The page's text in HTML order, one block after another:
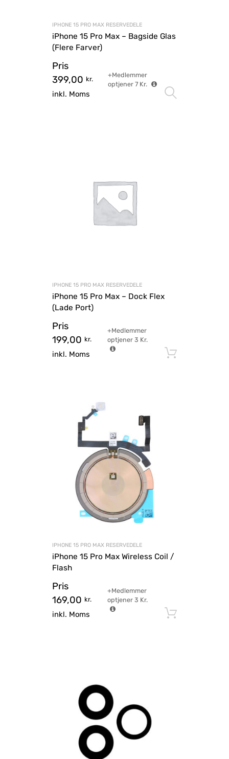
IPHONE 15 PRO MAX RESERVEDELE
iPhone 15 Pro Max – Bagside Glas
(Flere Farver)
Pris
399,00 kr.
inkl. Moms
+Medlemmer
optjener 7Kr.
IPHONE 15 PRO MAX RESERVEDELE
iPhone 15 Pro Max – Dock Flex
(Lade Port)
Pris
199,00 kr.
inkl. Moms
+Medlemmer
optjener 3 Kr.
IPHONE 15 PRO MAX RESERVEDELE
iPhone 15 Pro Max Wireless Coil /
Flash
Pris
169,00 kr.
inkl. Moms
+Medlemmer
optjener 3 Kr.